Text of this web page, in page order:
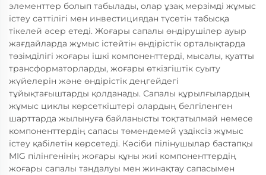
элементтер болып табылады, олар ұзақ мерзімді жұмыс
істеу сәттілігі мен инвестициядан түсетін табысқа
тікелей әсер етеді. Жоғары сапалы өндірушілер ауыр
жағдайларда жұмыс істейтін өндірістік орталықтарда
төзімділігі жоғары ішкі компоненттерді, мысалы, қуатты
трансформаторларды, жоғары өткізгіштік суыту
жүйелерін және өндірістік деңгейдегі
тұйықтағыштарды қолданады. Сапалы құрылғылардың
жұмыс циклы көрсеткіштері олардың белгіленген
шарттарда жылынуға байланысты тоқтатылмай немесе
компоненттердің сапасы төмендемей үздіксіз жұмыс
істеу қабілетін көрсетеді. Кәсіби пілінушылар бастапқы
MIG пілінгенінің жоғары құны жиі компоненттердің
жоғары сапалы таңдалуы мен жинақтау сапасымен